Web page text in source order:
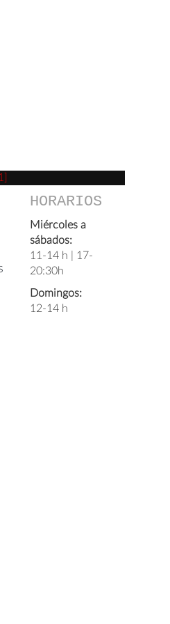
HORARIOS
Miércoles a
sábados:
11-14 h | 17-
20:30h
Domingos:
12-14 h